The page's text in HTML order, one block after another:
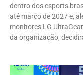
dentro dos esports
até março de 2027 e,
monitores LG
da organização,